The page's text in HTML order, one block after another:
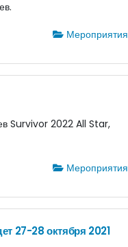
Мероприятия
Survivor 2022 All Star,
Мероприятия
27-28 октября 2021